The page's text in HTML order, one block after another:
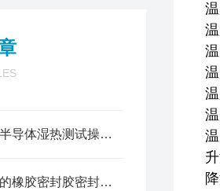
恒温恒湿试验箱半导体湿热测试操作规程
基于恒温恒湿箱的橡胶密封胶密封可靠性测试方法